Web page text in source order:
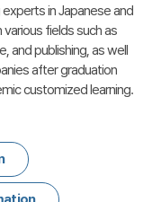
in Japanese and
fields such as
and publishing, as well
after graduation
customized learning.